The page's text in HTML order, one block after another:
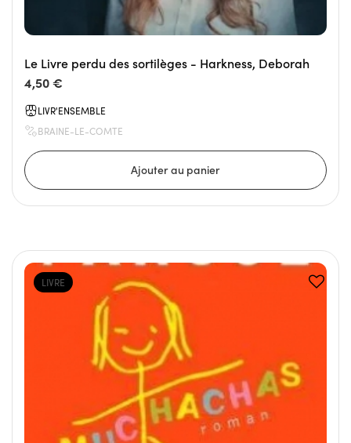
Le Livre perdu des sortilèges - Harkness, Deborah
4,50 €
LIVR'ENSEMBLE
BRAINE-LE-COMTE
LIVRE